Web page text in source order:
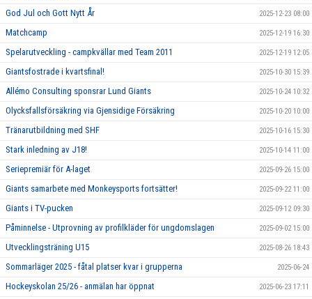
God Jul och Gott Nytt År 2025-12-23 08:00
Matchcamp 2025-12-19 16:30
Spelarutveckling - campkvällar med Team 2011 2025-12-19 12:05
Giantsfostrade i kvartsfinal! 2025-10-30 15:39
Allémo Consulting sponsrar Lund Giants 2025-10-24 10:32
Olycksfallsförsäkring via Gjensidige Försäkring 2025-10-20 10:00
Tränarutbildning med SHF 2025-10-16 15:30
Stark inledning av J18! 2025-10-14 11:00
Seriepremiär för A-laget 2025-09-26 15:00
Giants samarbete med Monkeysports fortsätter! 2025-09-22 11:00
Giants i TV-pucken 2025-09-12 09:30
Påminnelse - Utprovning av profilkläder för ungdomslagen 2025-09-02 15:00
Utvecklingsträning U15 2025-08-26 18:43
Sommarläger 2025 - fåtal platser kvar i grupperna 2025-06-24
Hockeyskolan 25/26 - anmälan har öppnat 2025-06-23 17:11